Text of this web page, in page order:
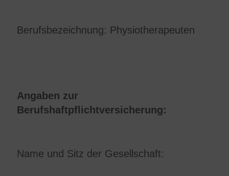
Berufsbezeichnung: Physiotherapeuten
Angaben zur
Berufshaftpflichtversicherung:
Name und Sitz der Gesellschaft: